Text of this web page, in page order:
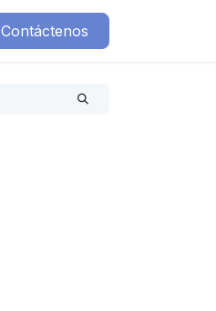
Contáctenos